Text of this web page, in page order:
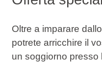
Oltre a imparare
potrete arricchire il
un soggiorno presso